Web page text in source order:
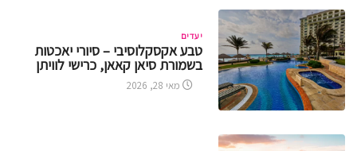
יעדים
טבע אקסקלוסיבי – סיורי יאכטות
בשמורת סיאן קאאן, כרישי לוויתן
מאי 28, 2026